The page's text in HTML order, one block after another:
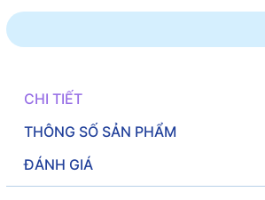
CHI TIẾT
THÔNG SỐ SẢN PHẨM
ĐÁNH GIÁ